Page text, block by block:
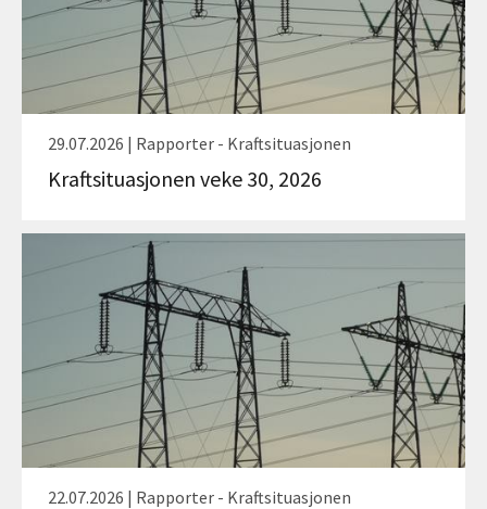
29.07.2026 | Rapporter - Kraftsituasjonen
Kraftsituasjonen veke 30, 2026
22.07.2026 | Rapporter - Kraftsituasjonen